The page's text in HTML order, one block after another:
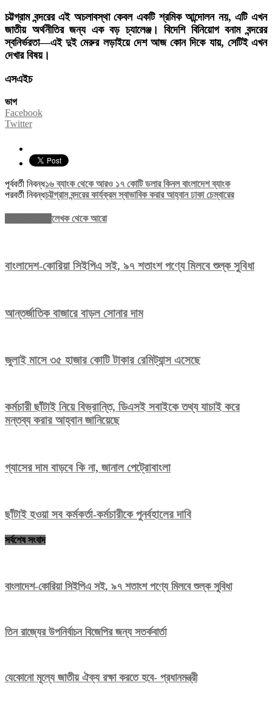
চট্টগ্রাম বন্দরের এই অচলাবস্থা কেবল একটি শ্রমিক আন্দোলন নয়, এটি এখন
জাতীয় অর্থনীতির জন্য এক বড় চ্যালেঞ্জ। বিদেশি বিনিয়োগ বনাম বন্দরের
স্বনির্ভরতা—এই দুই মেরুর লড়াইয়ে দেশ আজ কোন দিকে যায়, সেটিই এখন
দেখার বিষয়।
এসএইচ
ভাগ
Facebook
Twitter
পূর্ববর্তী নিবন্ধ১৬ ব্যাংক থেকে আরও ১৭ কোটি ডলার কিনল বাংলাদেশ ব্যাংক
পরবর্তী নিবন্ধচট্টগ্রাম বন্দরের কার্যক্রম স্বাভাবিক করার আহ্বান ঢাকা চেম্বারের
লেখক থেকে আরো
বাংলাদেশ-কোরিয়া সিইপিএ সই, ৯৭ শতাংশ পণ্যে মিলবে শুল্ক সুবিধা
আন্তর্জাতিক বাজারে বাড়ল সোনার দাম
জুলাই মাসে ৩৫ হাজার কোটি টাকার রেমিট্যান্স এসেছে
কর্মচারী ছাঁটাই নিয়ে বিভ্রান্তি, ডিএসই সবাইকে তথ্য যাচাই করে
মন্তব্য করার আহ্বান জানিয়েছে
গ্যাসের দাম বাড়বে কি না, জানাল পেট্রোবাংলা
ছাঁটাই হওয়া সব কর্মকর্তা-কর্মচারীকে পুনর্বহালের দাবি
সর্বশেষ সংবাদ
বাংলাদেশ-কোরিয়া সিইপিএ সই, ৯৭ শতাংশ পণ্যে মিলবে শুল্ক সুবিধা
তিন রাজ্যের উপনির্বাচন বিজেপির জন্য সতর্কবার্তা
যেকোনো মূল্যে জাতীয় ঐক্য রক্ষা করতে হবে- প্রধানমন্ত্রী